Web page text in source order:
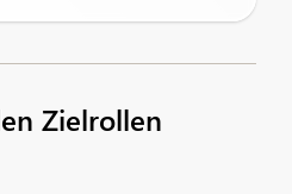
Zielrollen